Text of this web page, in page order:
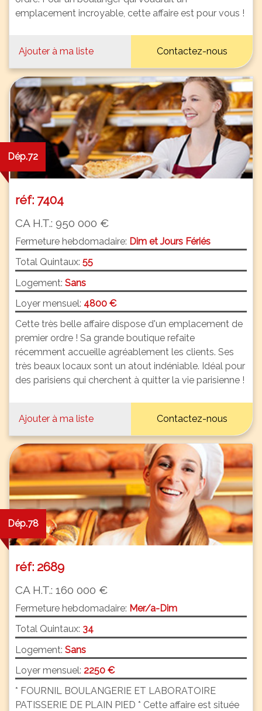
emplacement incroyable, cette affaire est pour vous !
Ajouter à ma liste Contactez-nous
Dép.72
réf: 7404
CA H.T.: 950 000 €
Fermeture hebdomadaire: Dim et Jours Fériés
Total Quintaux: 55
Logement: Sans
Loyer mensuel: 4800 €
Cette très belle affaire dispose d'un emplacement de
premier ordre ! Sa grande boutique refaite
récemment accueille agréablement les clients. Ses
très beaux locaux sont un atout indéniable. Idéal pour
des parisiens qui cherchent à quitter la vie parisienne !
Ajouter à ma liste Contactez-nous
Dép.78
réf: 2689
CA H.T.: 160 000 €
Fermeture hebdomadaire: Mer/a-Dim
Total Quintaux: 34
Logement: Sans
Loyer mensuel: 2250 €
* FOURNIL BOULANGERIE ET LABORATOIRE
PATISSERIE DE PLAIN PIED * Cette affaire est située